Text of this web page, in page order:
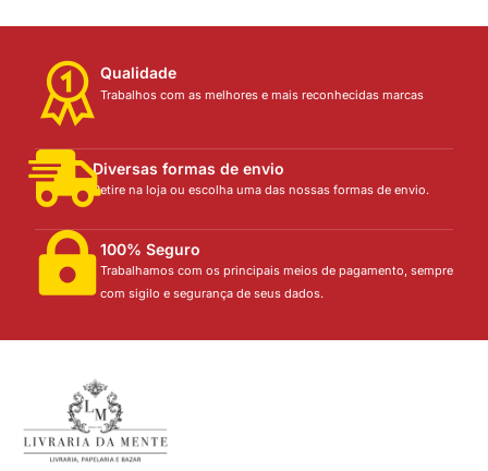
Qualidade
Trabalhos com as melhores e mais reconhecidas marcas
Diversas formas de envio
Retire na loja ou escolha uma das nossas formas de envio.
100% Seguro
Trabalhamos com os principais meios de pagamento, sempre
com sigilo e segurança de seus dados.